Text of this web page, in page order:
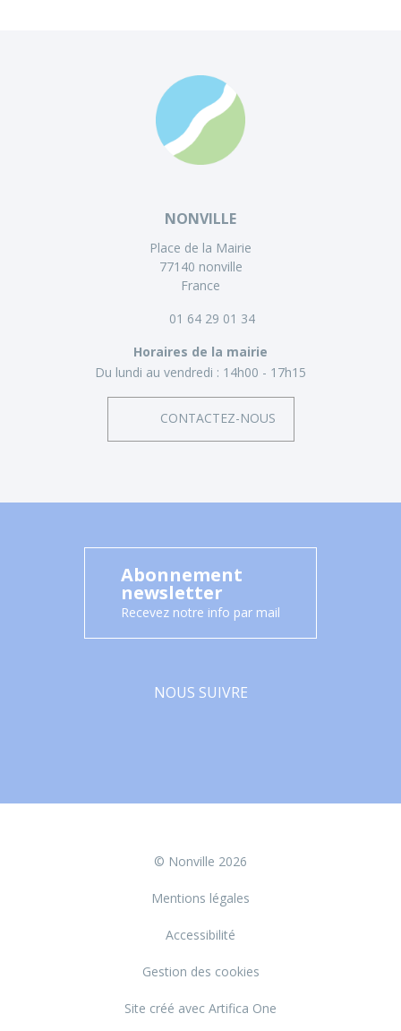
NONVILLE
Place de la Mairie
77140 nonville
France
01 64 29 01 34
Horaires de la mairie
Du lundi au vendredi : 14h00 - 17h15
CONTACTEZ-NOUS
Abonnement
newsletter
Recevez notre info par mail
NOUS SUIVRE
© Nonville 2026
Mentions légales
Accessibilité
Gestion des cookies
Site créé avec Artifica One